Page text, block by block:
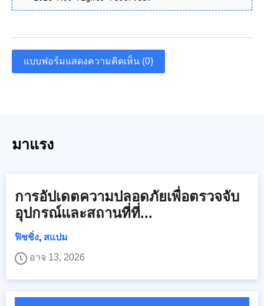
แบบฟอร์มแสดงความคิดเห็น (0)
มาแรง
การอัปเดตความปลอดภัยเพื่อตรวจจับ
อุปกรณ์และสถานที่ที่...
ฟิชชิ่ง, สแปม
อาจ 13, 2026